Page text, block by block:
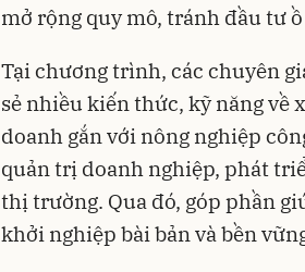
mở rộng quy mô, tránh đầu tư
Tại chương trình, các chuyên
sẻ nhiều kiến thức, kỹ năng về
doanh gắn với nông nghiệp
quản trị doanh nghiệp, phát
thị trường. Qua đó, góp phần
khởi nghiệp bài bản và bền